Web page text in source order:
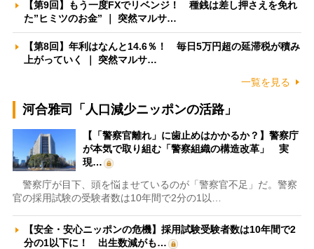
【第9回】もう一度FXでリベンジ！ 種銭は差し押さえを免れ
た”ヒミツのお金” ｜ 突然マルサ…
【第8回】年利はなんと14.6％！ 毎日5万円超の延滞税が積み
上がっていく ｜ 突然マルサ…
一覧を見る
河合雅司「人口減少ニッポンの活路」
【「警察官離れ」に歯止めはかかるか？】警察庁
が本気で取り組む「警察組織の構造改革」 実
現…
警察庁が目下、頭を悩ませているのが「警察官不足」だ。警察
官の採用試験の受験者数は10年間で2分の1以…
【安全・安心ニッポンの危機】採用試験受験者数は10年間で2
分の1以下に！ 出生数減がも…